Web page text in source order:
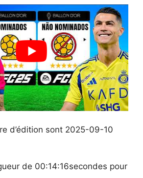
d’édition sont 2025-09-10
de 00:14:16secondes pour